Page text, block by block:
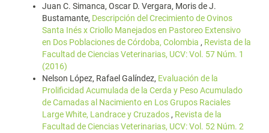
Juan C. Simanca, Oscar D. Vergara, Moris de J.
Bustamante, Descripción del Crecimiento de Ovinos
Santa Inés x Criollo Manejados en Pastoreo Extensivo
en Dos Poblaciones de Córdoba, Colombia , Revista de la
Facultad de Ciencias Veterinarias, UCV: Vol. 57 Núm. 1
(2016)
Nelson López, Rafael Galíndez, Evaluación de la
Prolificidad Acumulada de la Cerda y Peso Acumulado
de Camadas al Nacimiento en Los Grupos Raciales
Large White, Landrace y Cruzados , Revista de la
Facultad de Ciencias Veterinarias, UCV: Vol. 52 Núm. 2